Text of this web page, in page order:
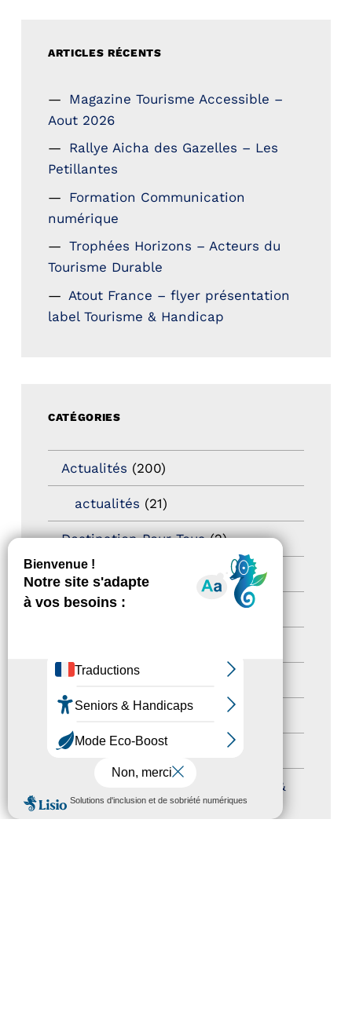
MENU
ARTICLES RÉCENTS
Magazine Tourisme Accessible –
Aout 2026
Rallye Aicha des Gazelles – Les
Petillantes
Formation Communication
numérique
Trophées Horizons – Acteurs du
Tourisme Durable
Atout France – flyer présentation
label Tourisme & Handicap
CATÉGORIES
Actualités (200)
actualités (21)
Destination Pour Tous(2)
Territoires labellisés (2)
Newsetter
Nos Actions(112)
Autres événements (41)
Formation(15)
Journées nationales Tourisme &
Handicap(5)